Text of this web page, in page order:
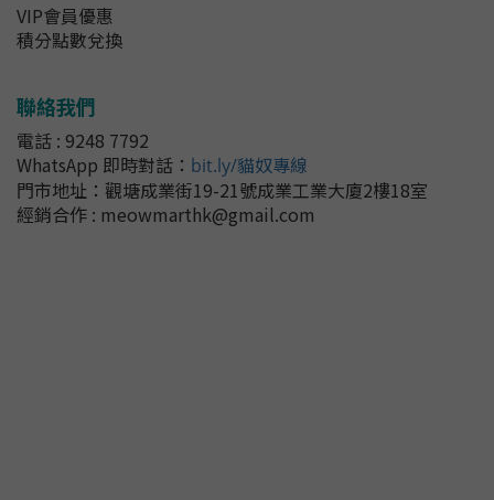
VIP會員優惠
積分點數兌換
聯絡我們
電話 : 9248 7792
WhatsApp 即時對話 ： bit.ly/貓奴專線
門市地址： 觀塘成業街19-21號成業工業大廈2樓18室
經銷合作 : meowmarthk@gmail.com